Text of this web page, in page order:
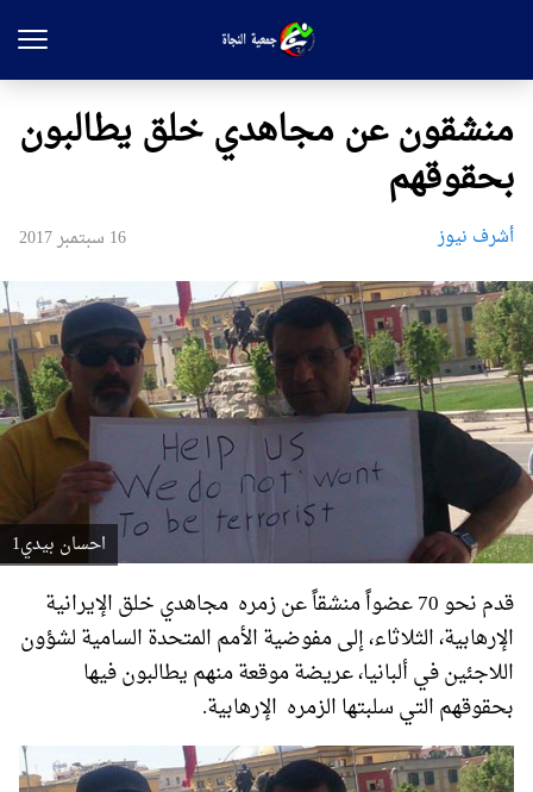
منشقون عن مجاهدي خلق يطالبون
بحقوقهم
أشرف نيوز 16 سبتمبر 2017
احسان بيدي1
قدم نحو 70 عضواً منشقاً عن زمره مجاهدي خلق الإيرانية
الإرهابية، الثلاثاء، إلى مفوضية الأمم المتحدة السامية لشؤون
اللاجئين في ألبانيا، عريضة موقعة منهم يطالبون فيها
بحقوقهم التي سلبتها الزمره الإرهابية.